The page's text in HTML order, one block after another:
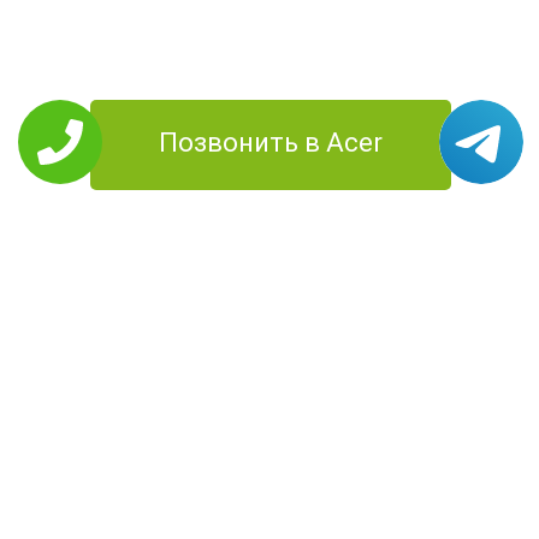
Позвонить в Acer